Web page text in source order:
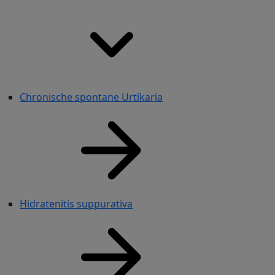
Chronische spontane Urtikaria
Hidratenitis suppurativa